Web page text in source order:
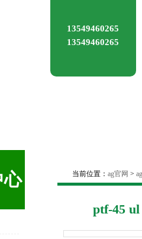
心 当前位置： ag官网 >
ptf-45 ul
13549460265
13549460265